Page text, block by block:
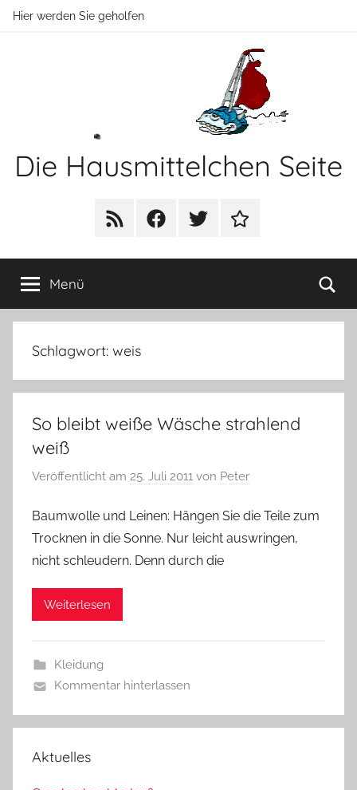
ZumHier werden Sie geholfen
Die Hausmittelchen Seite
RSS FacebookTwitter Newsletter
Menü
Schlagwort: weis
So bleibt weiße Wäsche strahlend
weiß
Veröffentlicht am 25. Juli 2011 von Peter
Baumwolle und Leinen: Hängen Sie die Teile zum
Trocknen in die Sonne. Nur leicht auswringen,
nicht schleudern. Denn durch die
Weiterlesen
Kleidung
Kommentar hinterlassen
Aktuelles